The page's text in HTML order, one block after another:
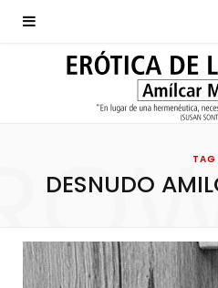
TAG
DESNUDO